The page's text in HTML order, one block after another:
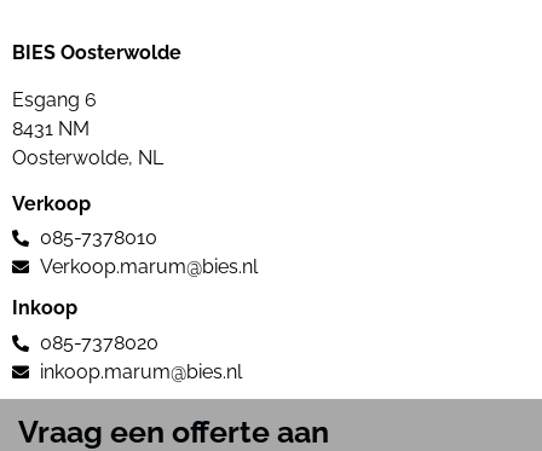
BIES Oosterwolde
Esgang 6
8431 NM
Oosterwolde, NL
Verkoop
085-7378010
Verkoop.marum@bies.nl
Inkoop
085-7378020
inkoop.marum@bies.nl
Vraag een offerte aan